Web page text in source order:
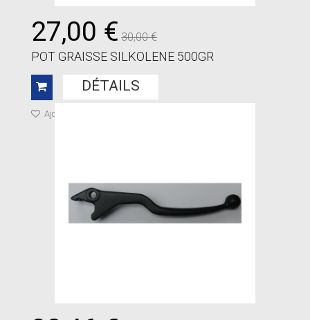
27,00 € 30,00 €
POT GRAISSE SILKOLENE 500GR
DÉTAILS
Ajouter à ma liste de cadeaux